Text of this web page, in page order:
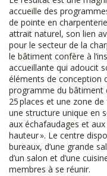
accueille des
de pointe en
attrait naturel, son lien
pour le secteur de la
le bâtiment confère à
accueillante qui adoucit
éléments de conception
programme du bâtiment
25 places et une zone
une structure unique en
aux échafaudages et
hauteur ». Le centre
bureaux, d’une grande
d’un salon et d’une
membres à se réunir.